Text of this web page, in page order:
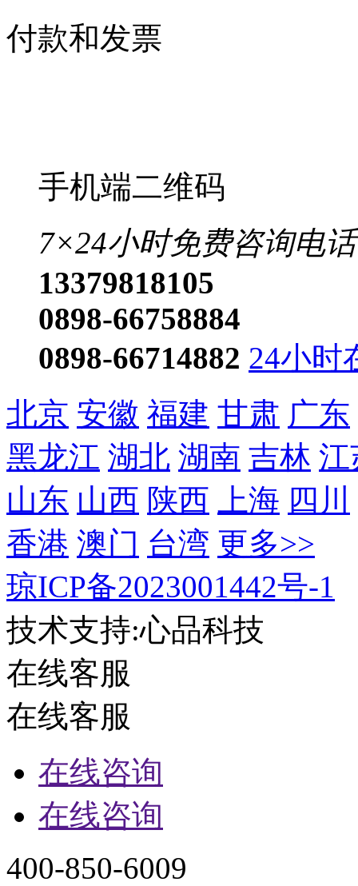
付款和发票
手机端二维码
7×24小时免费咨询电话
13379818105
0898-66758884
0898-66714882 24小时
北京 安徽 福建 甘肃 广东
黑龙江 湖北 湖南 吉林 江
山东 山西 陕西 上海 四川
香港 澳门 台湾 更多>>
琼ICP备2023001442号-1
技术支持:心品科技
在线客服
在线客服
在线咨询
在线咨询
400-850-6009